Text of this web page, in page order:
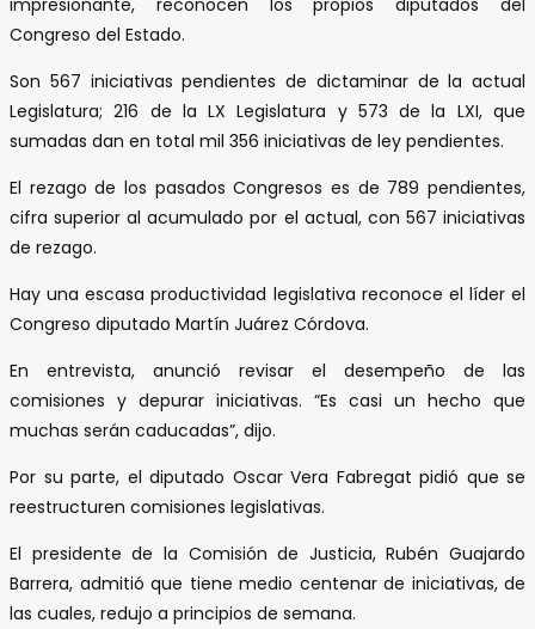
Congreso del Estado.
Son 567 iniciativas pendientes de dictaminar de la actual
Legislatura; 216 de la LX Legislatura y 573 de la LXI, que
sumadas dan en total mil 356 iniciativas de ley pendientes.
El rezago de los pasados Congresos es de 789 pendientes,
cifra superior al acumulado por el actual, con 567 iniciativas
de rezago.
Hay una escasa productividad legislativa reconoce el líder el
Congreso diputado Martín Juárez Córdova.
En entrevista, anunció revisar el desempeño de las
comisiones y depurar iniciativas. “Es casi un hecho que
muchas serán caducadas”, dijo.
Por su parte, el diputado Oscar Vera Fabregat pidió que se
reestructuren comisiones legislativas.
El presidente de la Comisión de Justicia, Rubén Guajardo
Barrera, admitió que tiene medio centenar de iniciativas, de
las cuales, redujo a principios de semana.